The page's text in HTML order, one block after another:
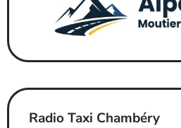
Radio Taxi Chambéry